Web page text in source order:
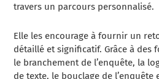
travers un parcours personnalisé.
Elle les encourage à fournir un
détaillé et significatif. Grâce à des
le branchement de l’enquête, la
de texte, le bouclage de